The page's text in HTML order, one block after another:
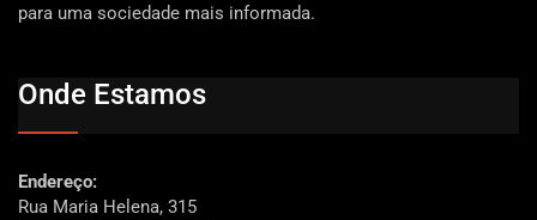
para uma sociedade mais informada.
Onde Estamos
Endereço:
Rua Maria Helena, 315